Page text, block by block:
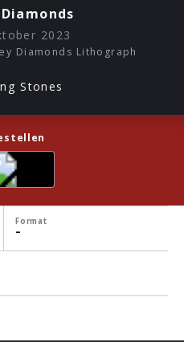
2023
Diamonds Lithograph
Stones
Format
–